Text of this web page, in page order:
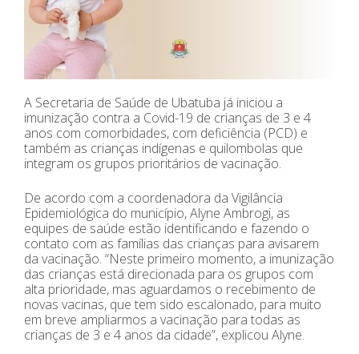
A Secretaria de Saúde de Ubatuba já iniciou a
imunização contra a Covid-19 de crianças de 3 e 4
anos com comorbidades, com deficiência (PCD) e
também as crianças indígenas e quilombolas que
integram os grupos prioritários de vacinação.
De acordo com a coordenadora da Vigilância
Epidemiológica do município, Alyne Ambrogi, as
equipes de saúde estão identificando e fazendo o
contato com as famílias das crianças para avisarem
da vacinação. “Neste primeiro momento, a imunização
das crianças está direcionada para os grupos com
alta prioridade, mas aguardamos o recebimento de
novas vacinas, que tem sido escalonado, para muito
em breve ampliarmos a vacinação para todas as
crianças de 3 e 4 anos da cidade”, explicou Alyne.